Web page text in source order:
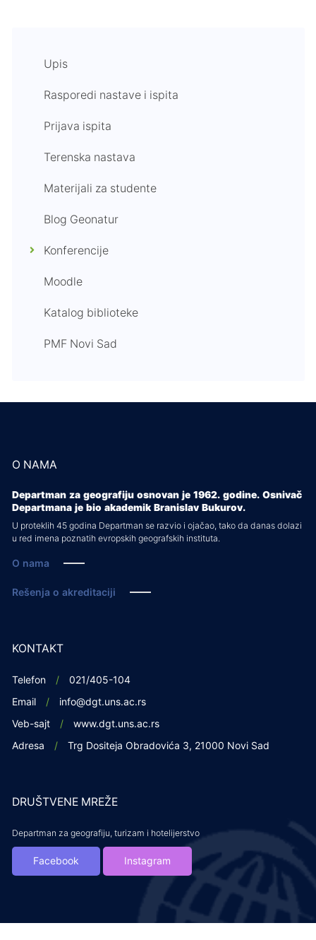
Upis
Rasporedi nastave i ispita
Prijava ispita
Terenska nastava
Materijali za studente
Blog Geonatur
Konferencije
Moodle
Katalog biblioteke
PMF Novi Sad
O NAMA
Departman za geografiju osnovan je 1962. godine. Osnivač
Departmana je bio akademik Branislav Bukurov.
U proteklih 45 godina Departman se razvio i ojačao, tako da danas dolazi
u red imena poznatih evropskih geografskih instituta.
O nama
Rešenja o akreditaciji
KONTAKT
Telefon
021/405-104
Email
info@dgt.uns.ac.rs
Veb-sajt
www.dgt.uns.ac.rs
Adresa
Trg Dositeja Obradovića 3, 21000 Novi Sad
DRUŠTVENE MREŽE
Departman za geografiju, turizam i hotelijerstvo
Facebook Instagram